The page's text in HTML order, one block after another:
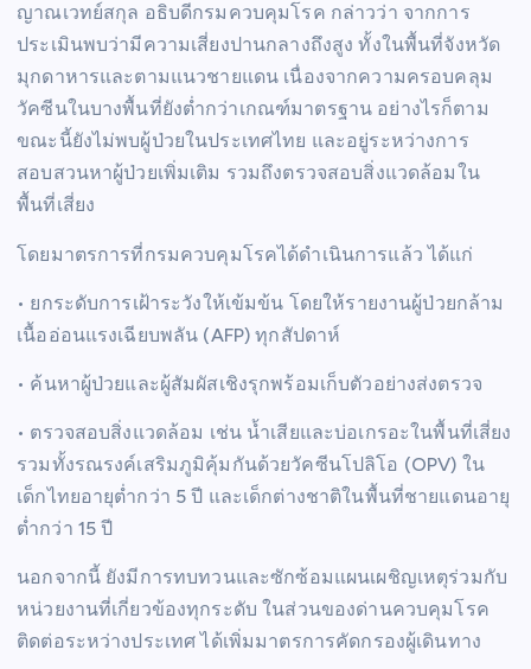
ญาณเวทย์สกุล อธิบดีกรมควบคุมโรค กล่าวว่า จากการ
ประเมินพบว่ามีความเสี่ยงปานกลางถึงสูง ทั้งในพื้นที่จังหวัด
มุกดาหารและตามแนวชายแดน เนื่องจากความครอบคลุม
วัคซีนในบางพื้นที่ยังต่ำกว่าเกณฑ์มาตรฐาน อย่างไรก็ตาม
ขณะนี้ยังไม่พบผู้ป่วยในประเทศไทย และอยู่ระหว่างการ
สอบสวนหาผู้ป่วยเพิ่มเติม รวมถึงตรวจสอบสิ่งแวดล้อมใน
พื้นที่เสี่ยง
โดยมาตรการที่กรมควบคุมโรคได้ดำเนินการแล้ว ได้แก่
• ยกระดับการเฝ้าระวังให้เข้มข้น โดยให้รายงานผู้ป่วยกล้าม
เนื้ออ่อนแรงเฉียบพลัน (AFP) ทุกสัปดาห์
• ค้นหาผู้ป่วยและผู้สัมผัสเชิงรุกพร้อมเก็บตัวอย่างส่งตรวจ
• ตรวจสอบสิ่งแวดล้อม เช่น น้ำเสียและบ่อเกรอะในพื้นที่เสี่ยง
รวมทั้งรณรงค์เสริมภูมิคุ้มกันด้วยวัคซีนโปลิโอ (OPV) ใน
เด็กไทยอายุต่ำกว่า 5 ปี และเด็กต่างชาติในพื้นที่ชายแดนอายุ
ต่ำกว่า 15 ปี
นอกจากนี้ ยังมีการทบทวนและซักซ้อมแผนเผชิญเหตุร่วมกับ
หน่วยงานที่เกี่ยวข้องทุกระดับ ในส่วนของด่านควบคุมโรค
ติดต่อระหว่างประเทศ ได้เพิ่มมาตรการคัดกรองผู้เดินทาง